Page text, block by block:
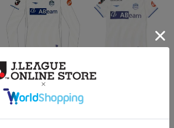
26/27オーセンティックユ
ニフォーム長袖（FP2n
19,800円～24,860円
ニフォーム半袖（FP2n
18,700円～23,760円